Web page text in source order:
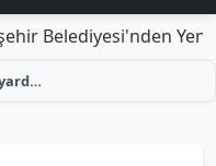
Belediyesi'nden Yeni
Denizli'de ulaşım yardımı için başvuru süresi 8 Şubat'ta kapanıyor